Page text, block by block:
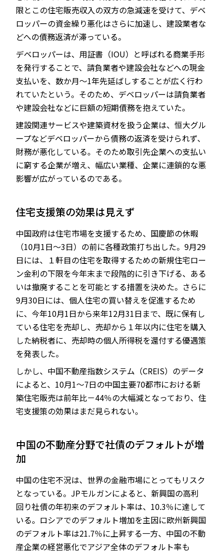
限とこの住宅販売収入の双方の急減速を受けて、デベ
ロッパーの資金繰り悪化はさらに加速し、建設業者な
どへの債務返済が滞っている。
デベロッパーは、用証書（IOU）と呼ばれる商業手形
を発行することで、請負業者や建設会社などへの現金
支払いを、数か月～1年先延ばしすることが広く行わ
れていたという。そのため、デベロッパーは請負業者
や建設会社などに巨額の短期債務を抱えていた。
建設関連サービスや建築資材を扱う企業は、恒大グル
ープなどデベロッパーから債務の返済を受けられず、
財務が悪化している。そのため取引先企業への支払い
に窮する企業が増え、幅広い業種、企業に連鎖的な悪
影響が広がっているのである。
住宅支援策の効果は見えず
中国政府は住宅市場を支援するため、国慶節の休暇
（10月1日～3日）の前に各種政策打ち出した。9月29
日には、１軒目の住宅を取得するための新規住宅ロー
ン金利の下限を今年末まで段階的に引き下げる、ある
いは撤廃することを可能とする措置を決めた。さらに
9月30日には、個人住宅の買い替えを促進するため
に、今年10月1日から来年12月31日まで、既に保有し
ている住宅を売却し、売却から１年以内に住宅を購入
した納税者に、売却時の個人所得税を還付する優遇策
を発表した。
しかし、中国不動産指数システム（CREIS）のデータ
によると、10月1～7日の中国主要70都市における新
築住宅販売は前年比－44％の大幅減となっており、住
宅支援策の効果はまだ見られない。
中国の不動産分野で社債のデフォルトが増
加
中国の住宅不況は、世界の金融市場にとってもリスク
となっている。JPモルガンによると、新興国の高利
回り社債の年初来のデフォルト率は、10.3％に達して
いる。ロシアでのデフォルト増加を主因に欧州新興国
のデフォルト率は21.7％に上昇する一方、中国の不動
産企業の経営悪化でアジア全体のデフォルト率も